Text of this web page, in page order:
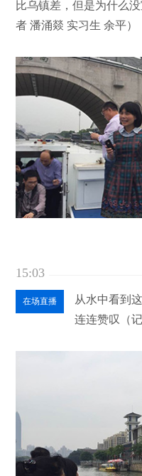
比乌镇差，但是为什么
者 潘涌燚 实习生 余平）
15:03
在场直播 从水中看到
连连赞叹（